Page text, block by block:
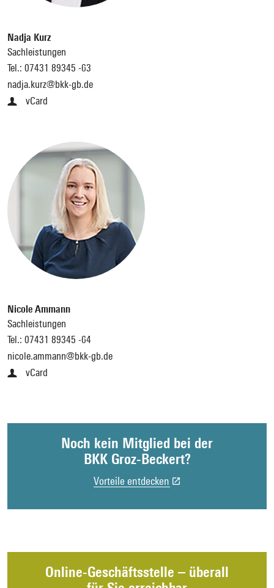
Nadja Kurz
Sachleistungen
Tel.: 07431 89345 -63
nadja.kurz@bkk-gb.de
vCard
Nicole Ammann
Sachleistungen
Tel.: 07431 89345 -64
nicole.ammann@bkk-gb.de
vCard
Noch kein Mitglied bei der
BKK Groz-Beckert?
Vorteile entdecken
Online-Geschäftsstelle – überall